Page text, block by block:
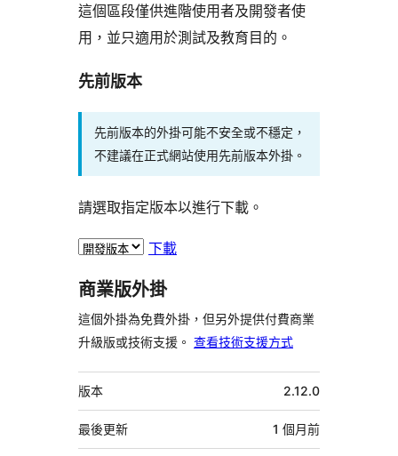
這個區段僅供進階使用者及開發者使
用，並只適用於測試及教育目的。
先前版本
先前版本的外掛可能不安全或不穩定，
不建議在正式網站使用先前版本外掛。
請選取指定版本以進行下載。
下載
商業版外掛
這個外掛為免費外掛，但另外提供付費商業
升級版或技術支援。 查看技術支援方式
中
繼
資
版本 2.12.0
最後更新 1 個月前